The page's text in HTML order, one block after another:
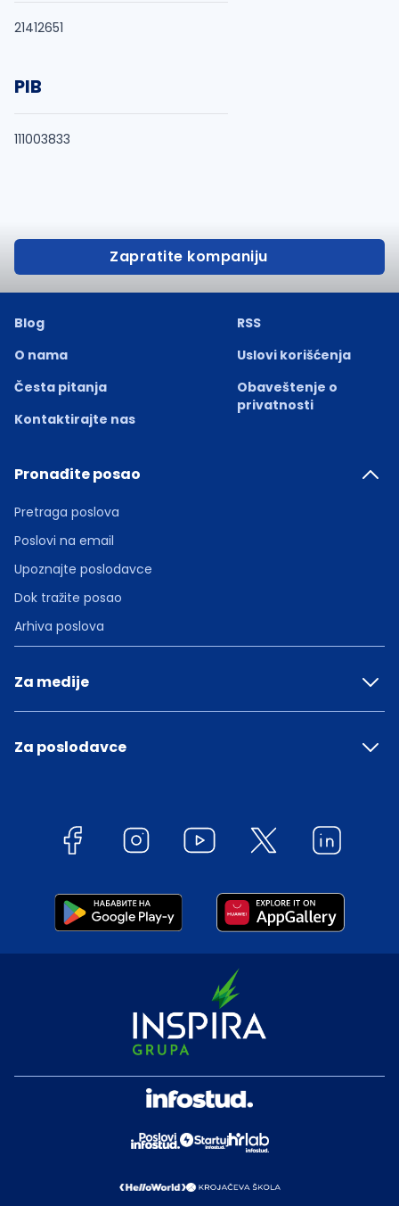
21412651
PIB
111003833
Zapratite kompaniju
Blog
O nama
Česta pitanja
Kontaktirajte nas
RSS
Uslovi korišćenja
Obaveštenje o
privatnosti
Pronađite posao
Pretraga poslova
Poslovi na email
Upoznajte poslodavce
Dok tražite posao
Arhiva poslova
Za medije
Za poslodavce